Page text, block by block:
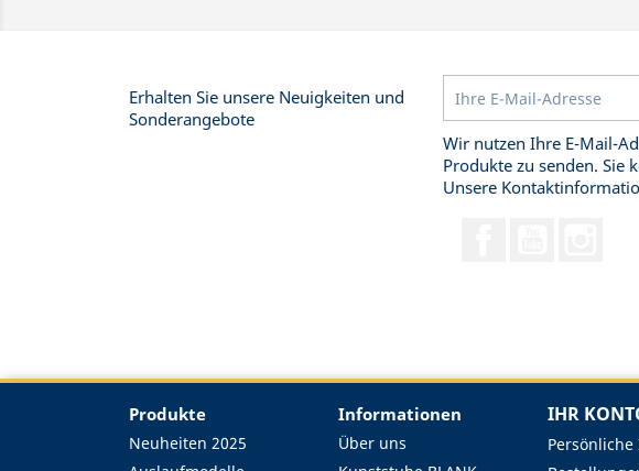
Erhalten Sie unsere Neuigkeiten und
Sonderangebote
Wir nutzen Ihre E-Mail-
Produkte zu senden. Sie
Unsere
Produkte
Neuheiten 2025
Informationen
Über uns
IHR
Persönliche